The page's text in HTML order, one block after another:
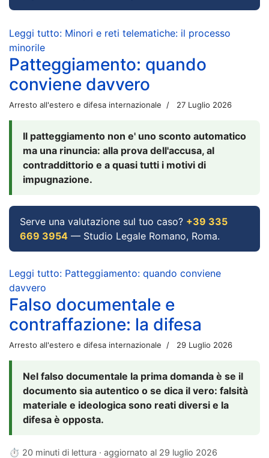
Leggi tutto: Minori e reti telematiche: il processo
minorile
Patteggiamento: quando
conviene davvero
Arresto all'estero e difesa internazionale 27 Luglio 2026
Il patteggiamento non e' uno sconto automatico
ma una rinuncia: alla prova dell'accusa, al
contraddittorio e a quasi tutti i motivi di
impugnazione.
Serve una valutazione sul tuo caso? +39 335
669 3954 — Studio Legale Romano, Roma.
Leggi tutto: Patteggiamento: quando conviene
davvero
Falso documentale e
contraffazione: la difesa
Arresto all'estero e difesa internazionale 29 Luglio 2026
Nel falso documentale la prima domanda è se il
documento sia autentico o se dica il vero: falsità
materiale e ideologica sono reati diversi e la
difesa è opposta.
⏱ 20 minuti di lettura · aggiornato al 29 luglio 2026